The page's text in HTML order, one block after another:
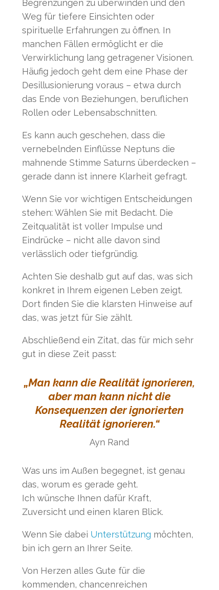
Begrenzungen zu überwinden und den
Weg für tiefere Einsichten oder
spirituelle Erfahrungen zu öffnen. In
manchen Fällen ermöglicht er die
Verwirklichung lang getragener Visionen.
Häufig jedoch geht dem eine Phase der
Desillusionierung voraus – etwa durch
das Ende von Beziehungen, beruflichen
Rollen oder Lebensabschnitten.
Es kann auch geschehen, dass die
vernebelnden Einflüsse Neptuns die
mahnende Stimme Saturns überdecken –
gerade dann ist innere Klarheit gefragt.
Wenn Sie vor wichtigen Entscheidungen
stehen: Wählen Sie mit Bedacht. Die
Zeitqualität ist voller Impulse und
Eindrücke – nicht alle davon sind
verlässlich oder tiefgründig.
Achten Sie deshalb gut auf das, was sich
konkret in Ihrem eigenen Leben zeigt.
Dort finden Sie die klarsten Hinweise auf
das, was jetzt für Sie zählt.
Abschließend ein Zitat, das für mich sehr
gut in diese Zeit passt:
„Man kann die Realität ignorieren,
aber man kann nicht die
Konsequenzen der ignorierten
Realität ignorieren.“
Ayn Rand
Was uns im Außen begegnet, ist genau
das, worum es gerade geht.
Ich wünsche Ihnen dafür Kraft,
Zuversicht und einen klaren Blick.
Wenn Sie dabei Unterstützung möchten,
bin ich gern an Ihrer Seite.
Von Herzen alles Gute für die
kommenden, chancenreichen